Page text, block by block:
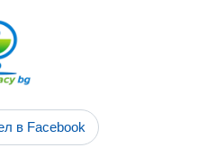
в Facebook